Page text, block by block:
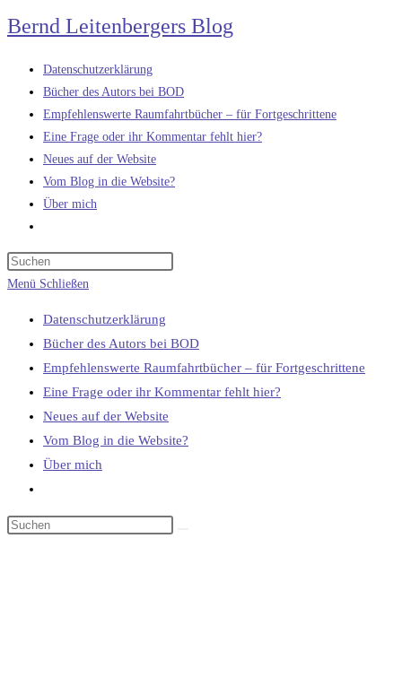
Zum
Inhalt
springen
Bernd Leitenbergers Blog
Datenschutzerklärung
Bücher des Autors bei BOD
Empfehlenswerte Raumfahrtbücher – für Fortgeschrittene
Eine Frage oder ihr Kommentar fehlt hier?
Neues auf der Website
Vom Blog in die Website?
Über mich
umschalten
Menü Schließen
Datenschutzerklärung
Bücher des Autors bei BOD
Empfehlenswerte Raumfahrtbücher – für Fortgeschrittene
Eine Frage oder ihr Kommentar fehlt hier?
Neues auf der Website
Vom Blog in die Website?
Über mich
umschalten